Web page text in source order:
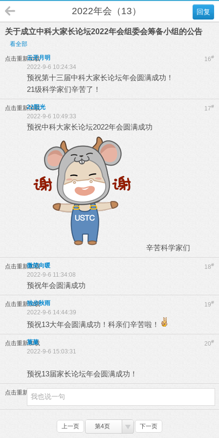
回复
2022年会（13）
关于成立中科大家长论坛2022年会组委会筹备小组的公告
看全部
点击重新加载 16#
云开月明
2022-9-6 10:24:34
预祝第十三届中科大家长论坛年会圆满成功！
21级科学家们辛苦了！
点击重新加载 17#
22阳光
2022-9-6 10:49:33
预祝中科大家长论坛2022年会圆满成功
辛苦科学家们
点击重新加载 18#
微笑向暖
2022-9-6 11:34:08
预祝年会圆满成功
点击重新加载 19#
独步秋雨
2022-9-6 14:44:39
预祝13大年会圆满成功！科亲们辛苦啦！
点击重新加载 20#
菓菓
2022-9-6 15:03:31
预祝13届家长论坛年会圆满成功！
点击重新加载
上一页 第4页 下一页